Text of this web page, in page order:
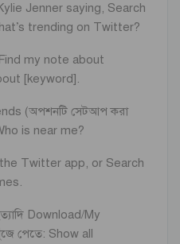
Jenner saying, Search
trending on Twitter?
Find my note about
[keyword].
(অপশনটি সেটআপ করা
is near me?
the Twitter app, or Search
Download/My
পেতে: Show all